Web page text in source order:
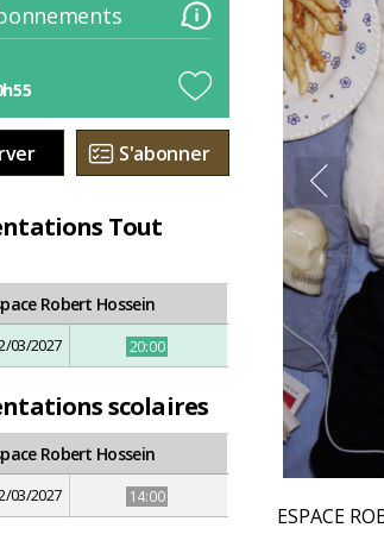
S'abonner
Tout
Robert Hossein
03/2027 20:00
scolaires
Robert Hossein
03/2027 14:00
ESPACE